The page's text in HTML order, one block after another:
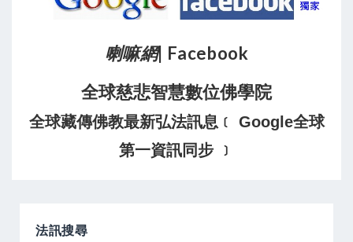
喇嘛網| Facebook
全球慈悲智慧數位佛學院
全球藏傳佛教最新弘法訊息﹝ Google全球
第一資訊同步 ﹞
法訊搜尋